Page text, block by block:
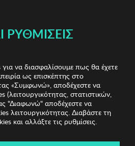
Είδη σπιτιού Μπολ Zsa Zsa Zsu
ώρες 00λεπτά 00 δευτ.
ΡΥΘΜΊΣΕΙΣ
να διασφαλίσουμε πως θα έχετε
ως επισκέπτης στο
«Συμφωνώ», αποδέχεστε να
(λειτουργικότητας, στατιστικών,
"Διαφωνώ" αποδέχεστε να
λειτουργικότητας. Διαβάστε τη
και αλλάξτε τις ρυθμίσεις.